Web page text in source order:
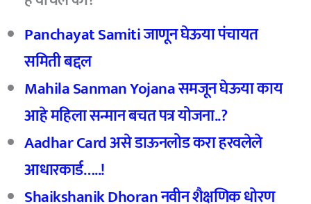
Panchayat Samiti जाणून घेऊया पंचायत
समिती बद्दल
Mahila Sanman Yojana समजून घेऊया काय
आहे महिला सन्मान बचत पत्र योजना..?
Aadhar Card असे डाऊनलोड करा हरवलेले
आधारकार्ड…..!
Shaikshanik Dhoran नवीन शैक्षणिक धोरण